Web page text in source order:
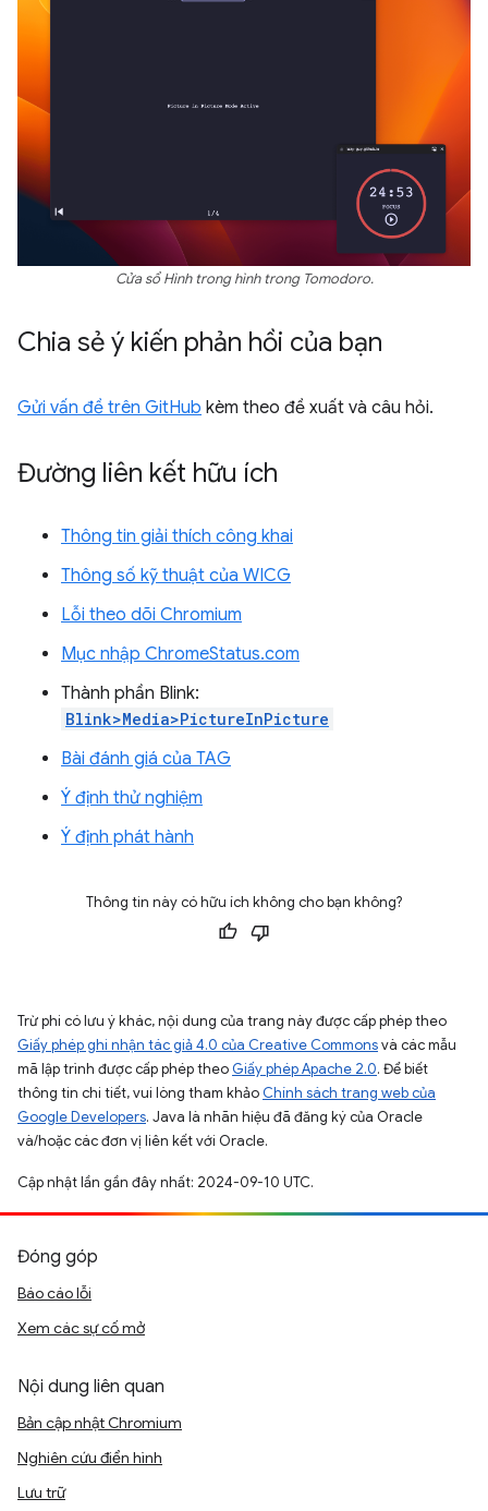
Cửa sổ Hình trong hình trong Tomodoro.
Chia sẻ ý kiến phản hồi của bạn
Gửi vấn đề trên GitHub kèm theo đề xuất và câu hỏi.
Đường liên kết hữu ích
Thông tin giải thích công khai
Thông số kỹ thuật của WICG
Lỗi theo dõi Chromium
Mục nhập ChromeStatus.com
Thành phần Blink:
Blink>Media>PictureInPicture
Bài đánh giá của TAG
Ý định thử nghiệm
Ý định phát hành
Thông tin này có hữu ích không cho bạn không?
Trừ phi có lưu ý khác, nội dung của trang này được cấp phép theo
Giấy phép ghi nhận tác giả 4.0 của Creative Commonsvà các mẫu
mã lập trình được cấp phép theo Giấy phép Apache 2.0. Để biết
thông tin chi tiết, vui lòng tham khảo Chính sách trang web của
Google Developers. Java là nhãn hiệu đã đăng ký của Oracle
và/hoặc các đơn vị liên kết với Oracle.
Cập nhật lần gần đây nhất: 2024-09-10 UTC.
Đóng góp
Báo cáo lỗi
Xem các sự cố mở
Nội dung liên quan
Bản cập nhật Chromium
Nghiên cứu điển hình
Lưu trữ